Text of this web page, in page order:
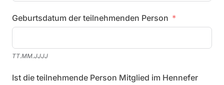
Geburtsdatum der teilnehmenden Person
TT.MM.JJJJ
Ist die teilnehmende Person Mitglied im Hennefer